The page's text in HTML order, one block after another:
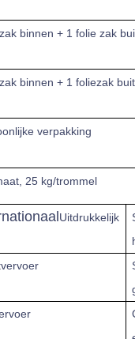
zak binnen + 1 folie zak
zak binnen + 1 foliezak
verpakking
25 kg/trommel
Uitdrukkelijk